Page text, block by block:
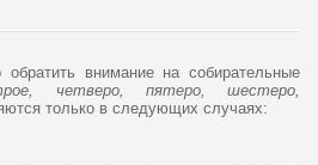
внимание на собирательные
четверо, пятеро, шестеро,
только в следующих случаях: